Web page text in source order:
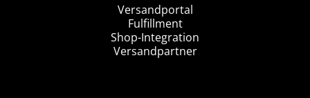
Versandportal
Fulfillment
Shop-Integration
Versandpartner